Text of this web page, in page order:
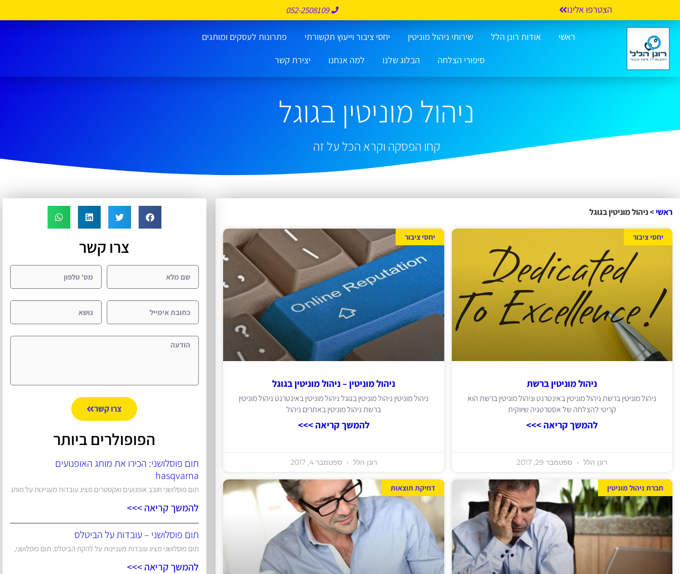
הצטרפו אלינו 052-2508109
ראשי אודות רונן הלל שירותי ניהול מוניטין יחסי ציבור וייעוץ תקשורתי
פתרונות לעסקים ומותגים
סיפורי הצלחה
הבלוג שלנו למה אנחנו יצירת קשר
ניהול מוניטין בגוגל
קחו הפסקה וקרא הכל על זה
ראשי>ניהול מוניטין בגוגל
יחסי ציבור
ניהול מוניטין ברשת
ניהול מוניטין ברשת ניהול מוניטין באינטרנט וניהול מוניטין ברשת הוא
קריטי להצלחה של אסטרטגיה שיווקית
להמשך קריאה >>>
רונן הלל ספטמבר 29, 2017
יחסי ציבור
ניהול מוניטין – ניהול מוניטין בגוגל
ניהול מוניטין ניהול מוניטין בגוגל ניהול מוניטין באינטרנט ניהול מוניטין
ברשת ניהול מוניטין באתרים ניהול
להמשך קריאה >>>
רונן הלל ספטמבר 4, 2017
חברת ניהול מוניטין דחיקת תוצאות
צרו קשר
צרו קשר
הפופולרים ביותר
תום פוסלושני: הכירו את מותג האופנועים
hasqvarna
תום פוסלושני חובב אופנועים ואקסטרים מציג עובדות מעניינות על מותג
להמשך קריאה >>>
תום פוסלושני – עובדות על הביטלס
תום פוסלושני מציג עובדות מעניינות על להקת הביטלס. תום פוסלושני,
להמשך קריאה >>>